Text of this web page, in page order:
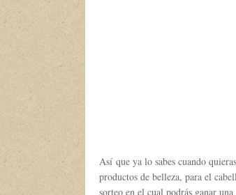
Así que ya lo sabes cuando
productos de belleza, para el
sorteo en el cual podrás ganar